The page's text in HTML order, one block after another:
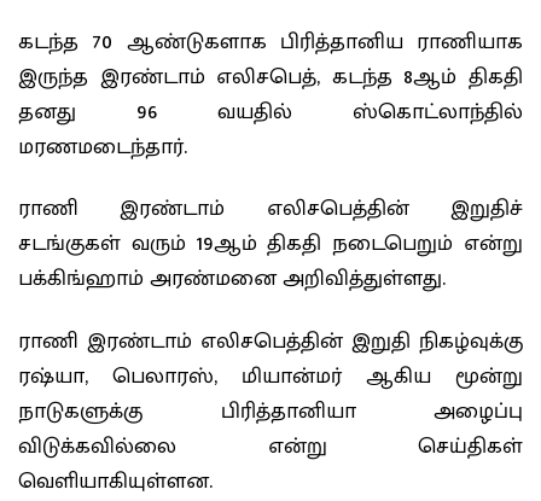
கடந்த 70 ஆண்டுகளாக பிரித்தானிய ராணியாக
இருந்த இரண்டாம் எலிசபெத், கடந்த 8ஆம் திகதி
தனது 96 வயதில் ஸ்கொட்லாந்தில்
மரணமடைந்தார்.
ராணி இரண்டாம் எலிசபெத்தின் இறுதிச்
சடங்குகள் வரும் 19ஆம் திகதி நடைபெறும் என்று
பக்கிங்ஹாம் அரண்மனை அறிவித்துள்ளது.
ராணி இரண்டாம் எலிசபெத்தின் இறுதி நிகழ்வுக்கு
ரஷ்யா, பெலாரஸ், மியான்மர் ஆகிய மூன்று
நாடுகளுக்கு பிரித்தானியா அழைப்பு
விடுக்கவில்லை என்று செய்திகள்
வெளியாகியுள்ளன.